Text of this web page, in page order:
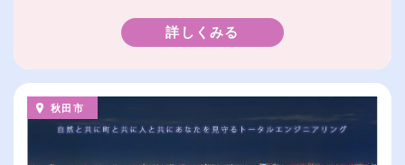
詳しくみる
秋田市